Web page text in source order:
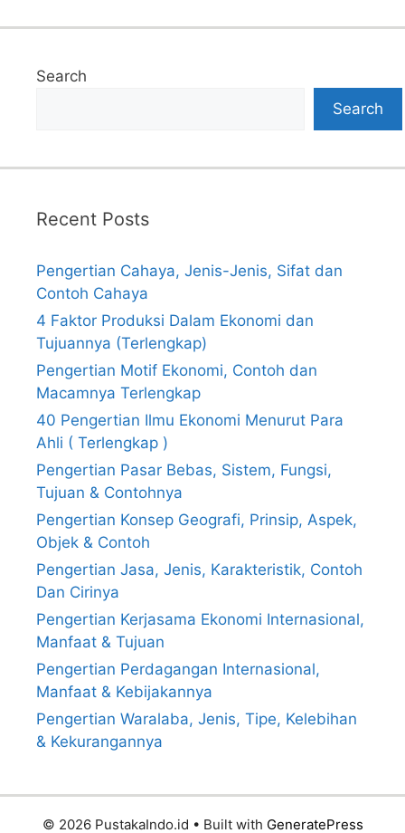
Search
Search
Recent Posts
Pengertian Cahaya, Jenis-Jenis, Sifat dan
Contoh Cahaya
4 Faktor Produksi Dalam Ekonomi dan
Tujuannya (Terlengkap)
Pengertian Motif Ekonomi, Contoh dan
Macamnya Terlengkap
40 Pengertian Ilmu Ekonomi Menurut Para
Ahli ( Terlengkap )
Pengertian Pasar Bebas, Sistem, Fungsi,
Tujuan & Contohnya
Pengertian Konsep Geografi, Prinsip, Aspek,
Objek & Contoh
Pengertian Jasa, Jenis, Karakteristik, Contoh
Dan Cirinya
Pengertian Kerjasama Ekonomi Internasional,
Manfaat & Tujuan
Pengertian Perdagangan Internasional,
Manfaat & Kebijakannya
Pengertian Waralaba, Jenis, Tipe, Kelebihan
& Kekurangannya
© 2026 PustakaIndo.id • Built with GeneratePress